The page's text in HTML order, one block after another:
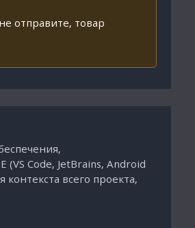
отправите, товар
Code, JetBrains, Android
всего проекта,